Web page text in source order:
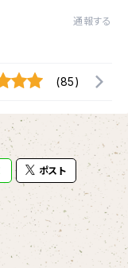
通報する
(85)
ポスト